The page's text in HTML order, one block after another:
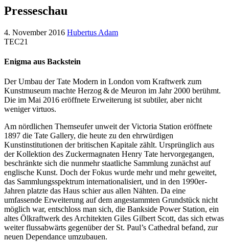
Presseschau
4. November 2016 Hubertus Adam
TEC21
Enigma aus Backstein
Der Umbau der Tate Modern in London vom Kraftwerk zum
Kunstmuseum machte Herzog & de Meuron im Jahr 2000 berühmt.
Die im Mai 2016 eröffnete Erweiterung ist subtiler, aber nicht
weniger virtuos.
Am nördlichen Themseufer unweit der Victoria Station eröffnete
1897 die Tate Gallery, die heute zu den ehrwürdigen
Kunstinstitutionen der britischen Kapitale zählt. Ursprünglich aus
der Kollektion des Zuckermagnaten Henry Tate hervorgegangen,
beschränkte sich die nunmehr staatliche Sammlung zunächst auf
englische Kunst. Doch der Fokus wurde mehr und mehr geweitet,
das Sammlungsspektrum internationalisiert, und in den 1990er-
Jahren platzte das Haus schier aus allen Nähten. Da eine
umfassende Erweiterung auf dem angestammten Grundstück nicht
möglich war, entschloss man sich, die Bankside Power Station, ein
altes Ölkraftwerk des Architekten Giles Gilbert Scott, das sich etwas
weiter flussabwärts gegenüber der St. Paul’s Cathedral befand, zur
neuen Dependance umzubauen.